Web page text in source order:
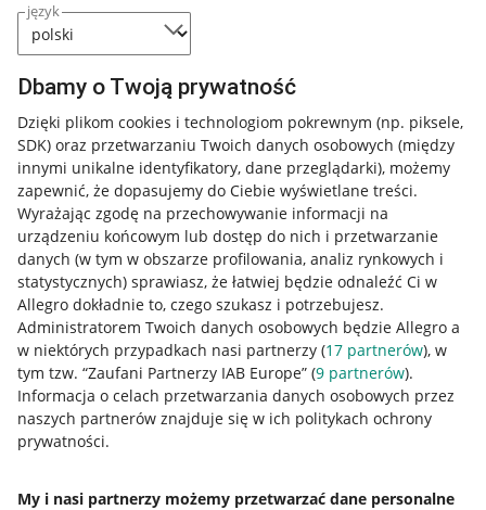
język
Dbamy o Twoją prywatność
Dzięki plikom cookies i technologiom pokrewnym (np. piksele,
SDK) oraz przetwarzaniu Twoich danych osobowych (między
innymi unikalne identyfikatory, dane przeglądarki), możemy
zapewnić, że dopasujemy do Ciebie wyświetlane treści.
Wyrażając zgodę na przechowywanie informacji na
urządzeniu końcowym lub dostęp do nich i przetwarzanie
danych (w tym w obszarze profilowania, analiz rynkowych i
statystycznych) sprawiasz, że łatwiej będzie odnaleźć Ci w
Allegro dokładnie to, czego szukasz i potrzebujesz.
Administratorem Twoich danych osobowych będzie Allegro a
w niektórych przypadkach nasi partnerzy (17 partnerów), w
tym tzw. “Zaufani Partnerzy IAB Europe” (9 partnerów).
Informacja o celach przetwarzania danych osobowych przez
naszych partnerów znajduje się w ich politykach ochrony
prywatności.
My i nasi partnerzy możemy przetwarzać dane personalne
Przydatne informacje
Jak to działa